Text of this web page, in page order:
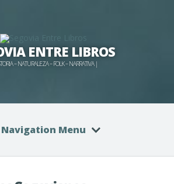
ENTRE LIBROS
– NATURALEZA – FOLK – NARRATIVA |
Navigation Menu